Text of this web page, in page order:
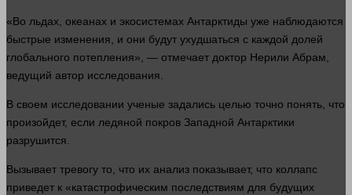
«Во льдах, океанах и экосистемах Антарктиды уже наблюдаются
быстрые изменения , и они будут ухудшаться с каждой долей
глобального потепления», — отмечает доктор Нерили Абрам,
ведущий автор исследования.
В своем исследовании ученые задались целью точно понять , что
произойдет, если ледяной покров Западной Антарктики
разрушится.
Вызывает тревогу то, что их анализ показывает, что коллапс
приведет к «катастрофическим последствиям для будущих